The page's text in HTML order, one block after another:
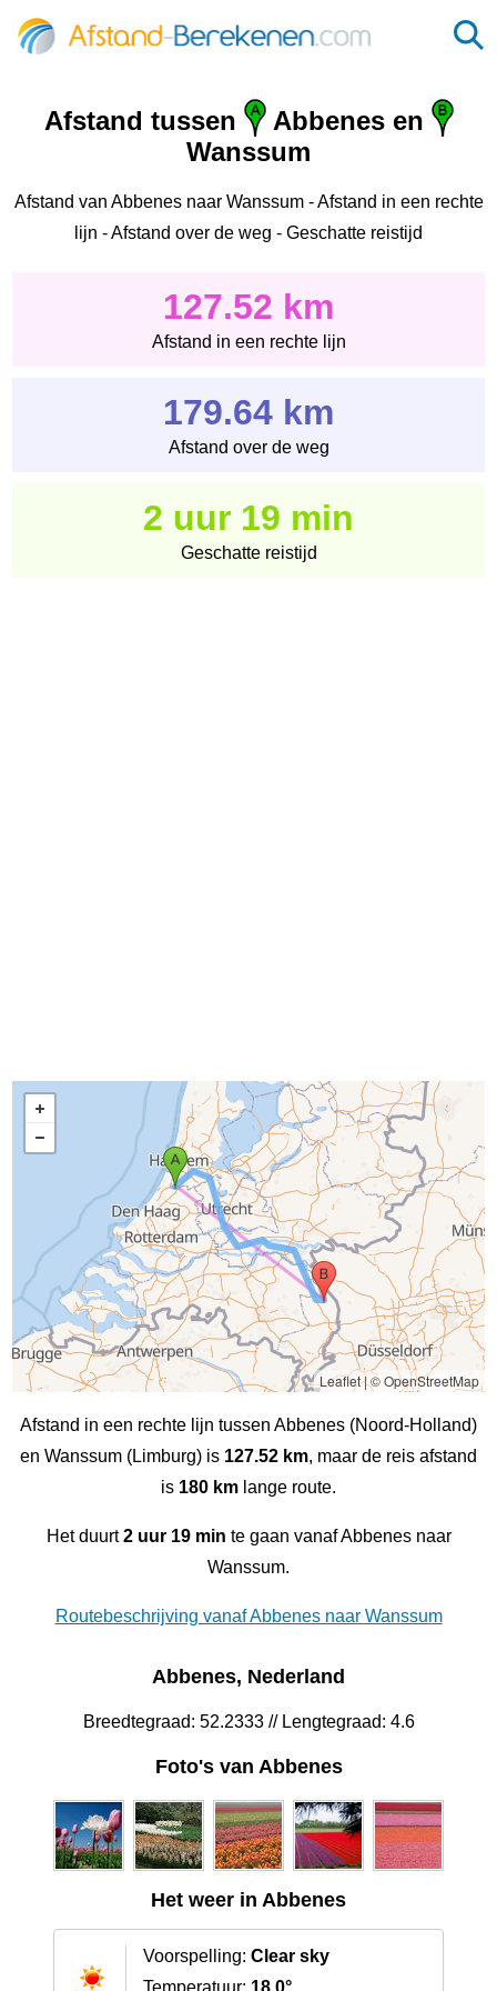
Afstand tussen
Abbenes en
Wanssum
Afstand van Abbenes naar Wanssum - Afstand in een rechte
lijn - Afstand over de weg - Geschatte reistijd
127.52 km
Afstand in een rechte lijn
179.64 km
Afstand over de weg
2 uur 19 min
Geschatte reistijd
Leaflet|© OpenStreetMap
Afstand in een rechte lijn tussen Abbenes (Noord-Holland)
en Wanssum (Limburg) is 127.52 km, maar de reis afstand
is 180 km lange route.
Het duurt2 uur 19 min te gaan vanaf Abbenes naar
Wanssum.
Routebeschrijving vanaf Abbenes naar Wanssum
Abbenes, Nederland
Breedtegraad: 52.2333 // Lengtegraad: 4.6
Foto's van Abbenes
Het weer in Abbenes
Voorspelling: Clear sky